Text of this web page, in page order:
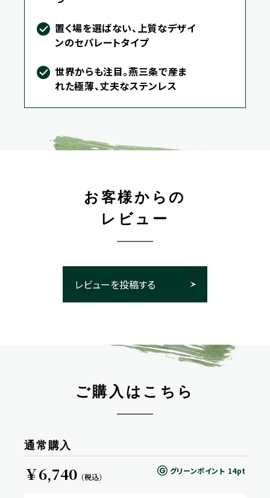
置く場を選ばない、上質なデザイ
ンのセパレートタイプ
世界からも注目。燕三条で産ま
れた極薄、丈夫なステンレス
お客様からの
レビュー
レビューを投稿する
ご購入はこちら
通常購入
￥6,740 (税込)
グリーンポイント 14pt